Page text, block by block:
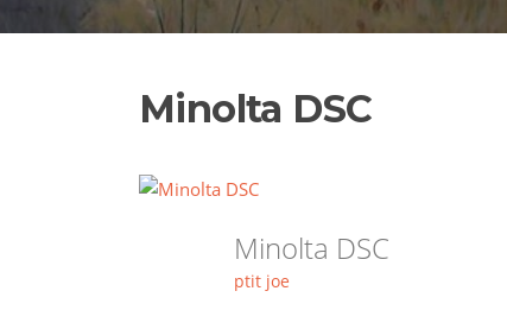
Minolta DSC
Minolta DSC
ptit joe